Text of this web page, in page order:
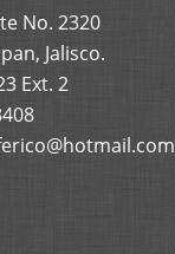
No. 2320
Jalisco.
Ext. 2